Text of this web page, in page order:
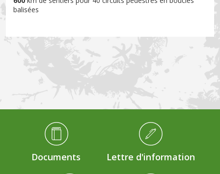
balisées
Médiathèque Footer
Documents Lettre d'information